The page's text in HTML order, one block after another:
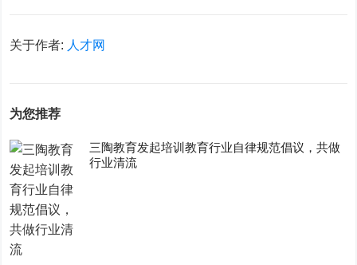
关于作者: 人才网
为您推荐
三陶教育发起培训教育行业自律规范倡议，共做
行业清流